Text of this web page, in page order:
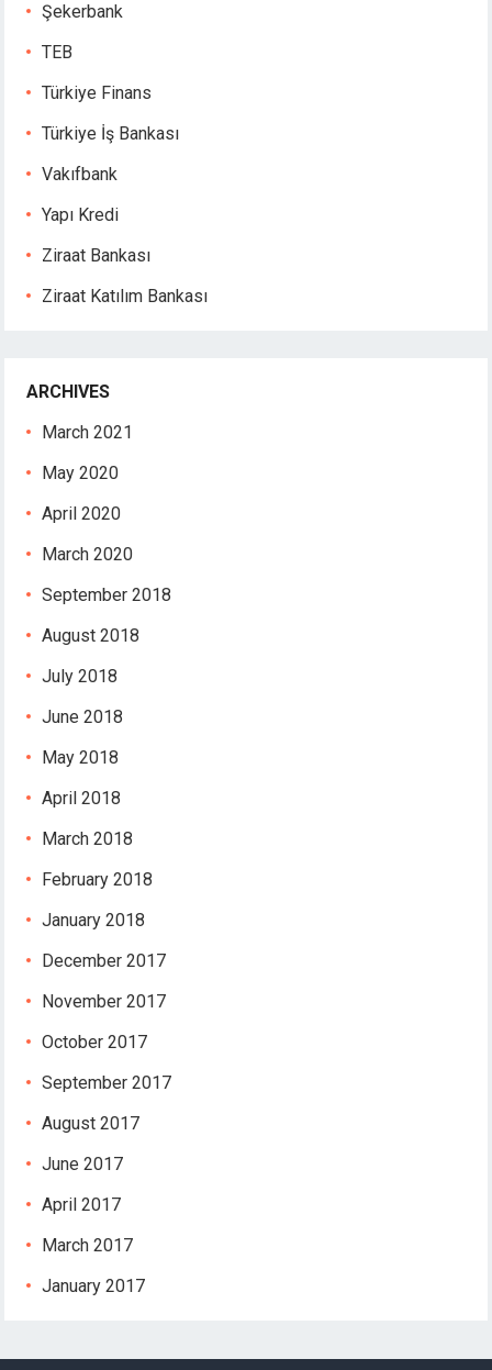
Şekerbank
TEB
Türkiye Finans
Türkiye İş Bankası
Vakıfbank
Yapı Kredi
Ziraat Bankası
Ziraat Katılım Bankası
ARCHIVES
March 2021
May 2020
April 2020
March 2020
September 2018
August 2018
July 2018
June 2018
May 2018
April 2018
March 2018
February 2018
January 2018
December 2017
November 2017
October 2017
September 2017
August 2017
June 2017
April 2017
March 2017
January 2017